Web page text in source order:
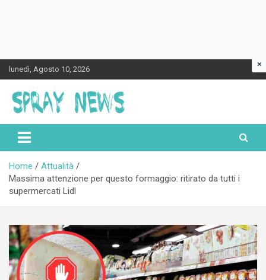
Skip
to
content
lunedì, Agosto 10, 2026
Spraynews.it
Home
Attualità
Massima attenzione per questo formaggio: ritirato da tutti i
supermercati Lidl
×